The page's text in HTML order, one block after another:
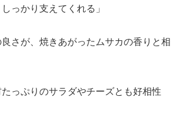
っかり支えてくれる」
さが、焼きあがったムサカの香りと相
っぷりのサラダやチーズとも好相性